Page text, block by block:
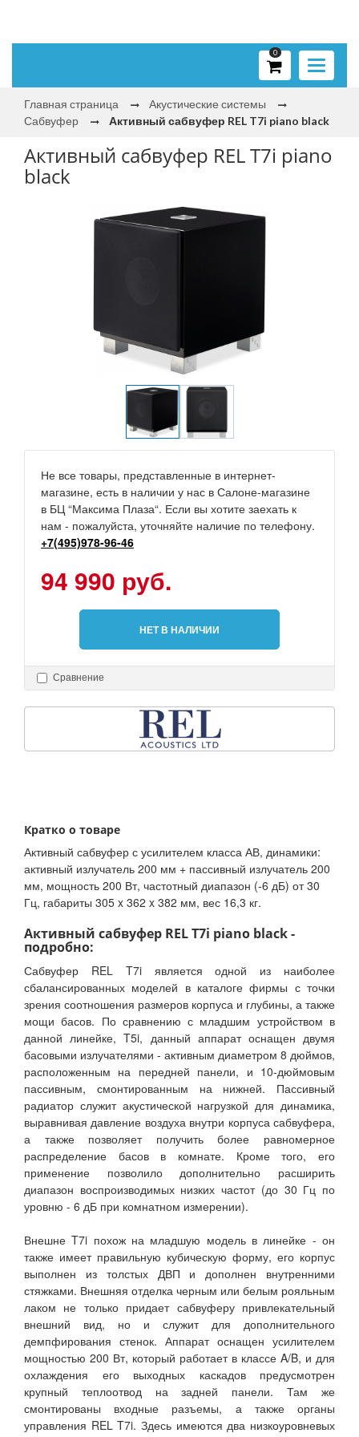
Toggle
0
Главная страница
Акустические системы
Сабвуфер
Активный сабвуфер REL T7i piano black
Активный сабвуфер REL T7i piano
black
Не все товары, представленные в интернет-
магазине, есть в наличии у нас в Салоне-магазине
в БЦ “Максима Плаза“. Если вы хотите заехать к
нам - пожалуйста, уточняйте наличие по телефону.
+7(495)978-96-46
94 990 руб.
НЕТ В НАЛИЧИИ
Сравнение
Кратко о товаре
Активный сабвуфер с усилителем класса АВ, динамики:
активный излучатель 200 мм + пассивный излучатель 200
мм, мощность 200 Вт, частотный диапазон (-6 дБ) от 30
Гц, габариты 305 x 362 x 382 мм, вес 16,3 кг.
Активный сабвуфер REL T7i piano black -
подробно:
Сабвуфер REL T7i является одной из наиболее
сбалансированных моделей в каталоге фирмы с точки
зрения соотношения размеров корпуса и глубины, а также
мощи басов. По сравнению с младшим устройством в
данной линейке, T5i, данный аппарат оснащен двумя
басовыми излучателями - активным диаметром 8 дюймов,
расположенным на передней панели, и 10-дюймовым
пассивным, смонтированным на нижней. Пассивный
радиатор служит акустической нагрузкой для динамика,
выравнивая давление воздуха внутри корпуса сабвуфера,
а также позволяет получить более равномерное
распределение басов в комнате. Кроме того, его
применение позволило дополнительно расширить
диапазон воспроизводимых низких частот (до 30 Гц по
уровню - 6 дБ при комнатном измерении).
Внешне T7i похож на младшую модель в линейке - он
также имеет правильную кубическую форму, его корпус
выполнен из толстых ДВП и дополнен внутренними
стяжками. Внешняя отделка черным или белым рояльным
лаком не только придает сабвуферу привлекательный
внешний вид, но и служит для дополнительного
демпфирования стенок. Аппарат оснащен усилителем
мощностью 200 Вт, который работает в классе A/B, и для
охлаждения его выходных каскадов предусмотрен
крупный теплоотвод на задней панели. Там же
смонтированы входные разъемы, а также органы
управления REL T7i. Здесь имеются два низкоуровневых